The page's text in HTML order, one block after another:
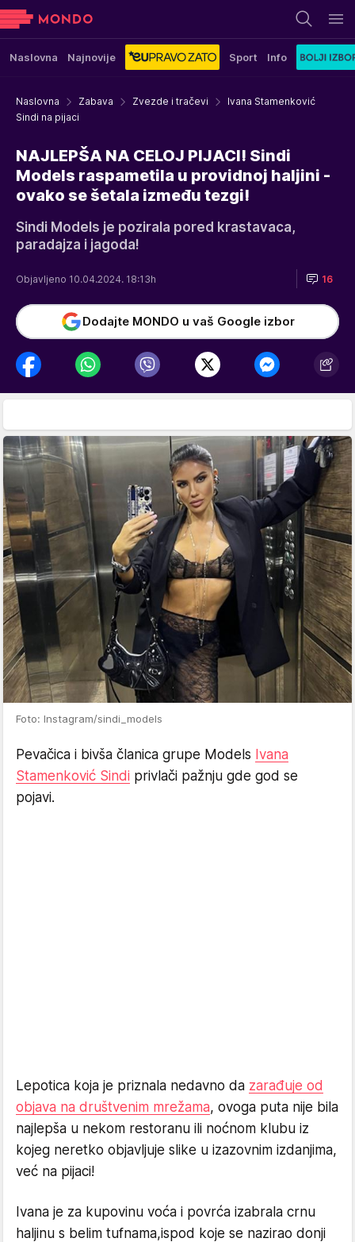
Naslovna Najnovije Sport Info
Naslovna Zabava Zvezde i tračevi
Ivana Stamenković
Sindi na pijaci
NAJLEPŠA NA CELOJ PIJACI! Sindi
Models raspametila u providnoj haljini -
ovako se šetala između tezgi!
Sindi Models je pozirala pored krastavaca,
paradajza i jagoda!
Objavljeno 10.04.2024. 18:13h 16
Dodajte MONDO u vaš Google izbor
Foto: Instagram/sindi_models
Pevačica i bivša članica grupe Models Ivana
Stamenković Sindi privlači pažnju gde god se
pojavi.
Lepotica koja je priznala nedavno da zarađuje od
objava na društvenim mrežama, ovoga puta nije bila
najlepša u nekom restoranu ili noćnom klubu iz
kojeg neretko objavljuje slike u izazovnim izdanjima,
već na pijaci!
Ivana je za kupovinu voća i povrća izabrala crnu
haljinu s belim tufnama,ispod koje se nazirao donji